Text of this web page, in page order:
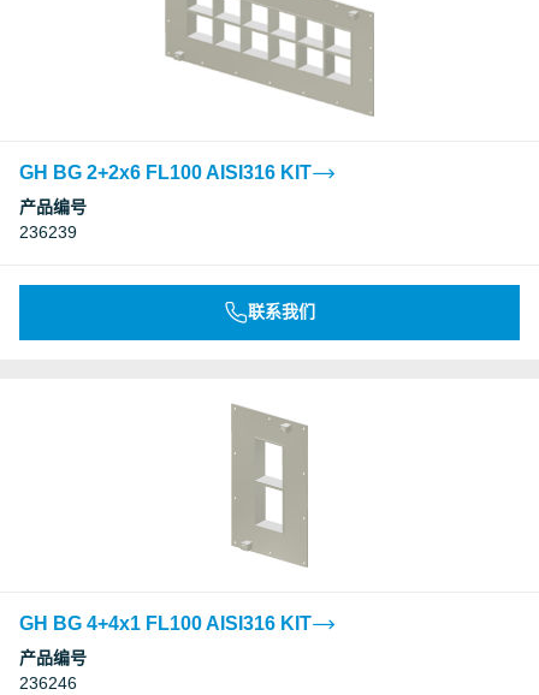
GH BG 2+2x6 FL100 AISI316 KIT
产品编号
236239
联系我们
GH BG 4+4x1 FL100 AISI316 KIT
产品编号
236246